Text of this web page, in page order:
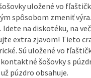
uložené vo
spôsobom zmeniť
na diskotéku, na
extra zjavom! Tieto
Sú uložené vo
šošovky s
púzdro obsahuje.